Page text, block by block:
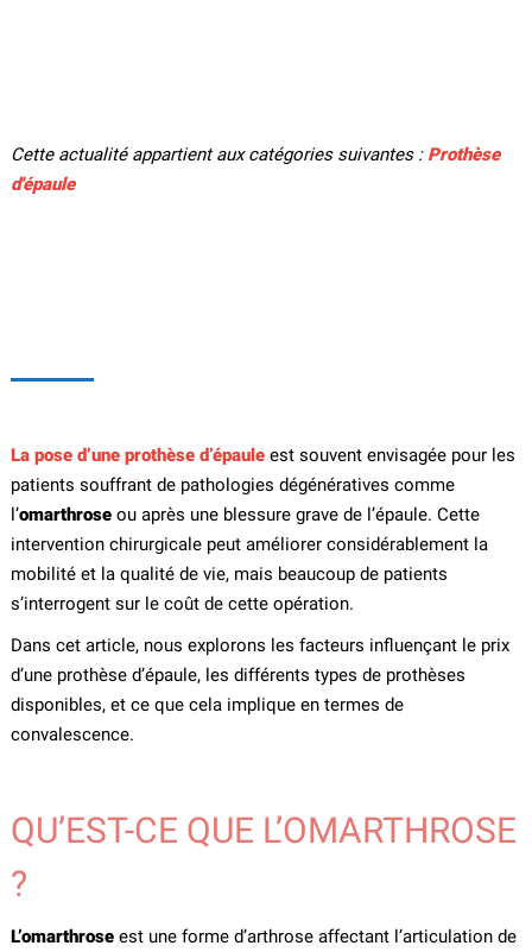
Cette actualité appartient aux catégories suivantes : Prothèse
d'épaule
La pose d’une prothèse d’épauleest souvent envisagée pour les
patients souffrant de pathologies dégénératives comme
l’omarthroseou après une blessure grave de l’épaule. Cette
intervention chirurgicale peut améliorer considérablement la
mobilité et la qualité de vie, mais beaucoup de patients
s’interrogent sur le coût de cette opération.
Dans cet article, nous explorons les facteurs influençant le prix
d’une prothèse d’épaule, les différents types de prothèses
disponibles, et ce que cela implique en termes de
convalescence.
QU’EST-CE QUE L’OMARTHROSE
?
L’omarthroseest une forme d’arthrose affectant l’articulation de